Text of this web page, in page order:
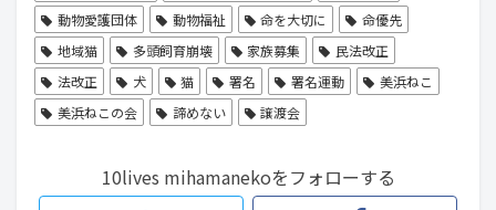
動物愛護団体
動物福祉 命を大切に
命優先
地域猫
多頭飼育崩壊 家族募集
民法改正
法改正
犬 猫 署名 署名運動
美浜ねこ
美浜ねこの会
諦めない 譲渡会
10lives mihamanekoをフォローする